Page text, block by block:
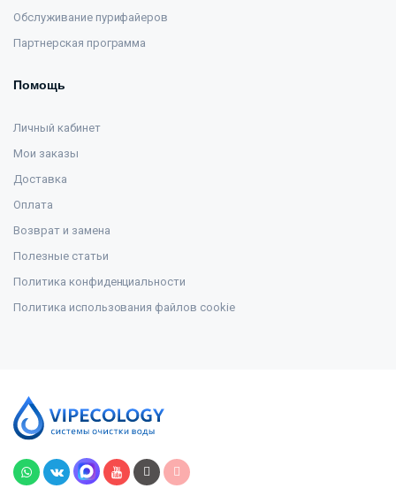
Обслуживание пурифайеров
Партнерская программа
Помощь
Личный кабинет
Мои заказы
Доставка
Оплата
Возврат и замена
Полезные статьи
Политика конфиденциальности
Политика использования файлов cookie